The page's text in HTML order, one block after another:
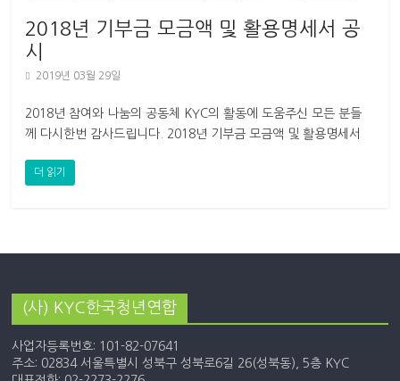
2018년 기부금 모금액 및 활용명세서 공
시
2019년 03월 29일
2018년 참여와 나눔의 공동체 KYC의 활동에 도움주신 모든 분들
께 다시한번 감사드립니다. 2018년 기부금 모금액 및 활용명세서
더 읽기
(사) KYC한국청년연합
사업자등록번호: 101-82-07641
주소: 02834 서울특별시 성북구 성북로6길 26(성북동), 5층 KYC